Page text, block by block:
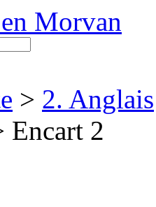
Morvan
> 2. Anglais
Encart 2